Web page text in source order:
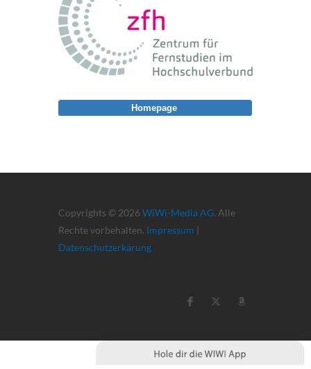
Copyrights © 2026 WiWi-Media AG. Alle
Rechte vorbehalten. Impressum |
Datenschutzerkärung
Homepage